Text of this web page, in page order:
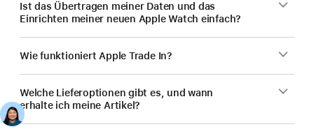
Ist das Übertragen meiner Daten und das
Einrichten meiner neuen Apple Watch einfach?
Wie funktioniert Apple Trade In?
Welche Lieferoptionen gibt es, und wann
erhalte ich meine Artikel?